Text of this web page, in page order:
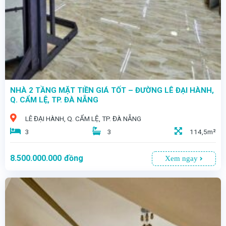
NHÀ 2 TẦNG MẶT TIỀN GIÁ TỐT – ĐƯỜNG LÊ ĐẠI HÀNH,
Q. CẨM LỆ, TP. ĐÀ NẴNG
LÊ ĐẠI HÀNH, Q. CẨM LỆ, TP. ĐÀ NẴNG
3
3 114,5m²
8.500.000.000 đồng Xem ngay